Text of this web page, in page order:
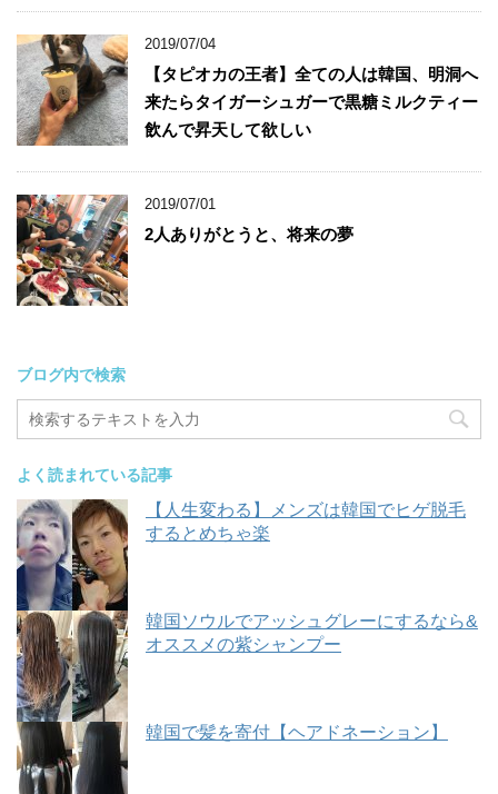
2019/07/04
【タピオカの王者】全ての人は韓国、明洞へ
来たらタイガーシュガーで黒糖ミルクティー
飲んで昇天して欲しい
2019/07/01
2人ありがとうと、将来の夢
ブログ内で検索
よく読まれている記事
【人生変わる】メンズは韓国でヒゲ脱毛
するとめちゃ楽
韓国ソウルでアッシュグレーにするなら&
オススメの紫シャンプー
韓国で髪を寄付【ヘアドネーション】